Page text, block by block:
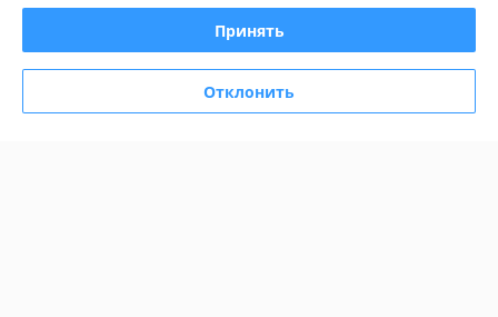
Полная версия сайта
Сайт создан на платформе Deal.by
Принять
Отклонить